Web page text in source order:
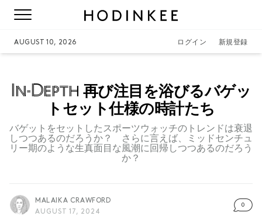
AUGUST 10, 2026 ログイン 新規登録
In-Depth 再び注目を浴びるバゲッ
トセット仕様の時計たち
バゲットをセットしたスポーツウォッチのトレンドは衰退
しつつあるのだろうか？ さらに言えば、ミッドセンチュ
リー期のような生真面目な風潮に回帰しつつあるのだろう
か？
MALAIKA CRAWFORD
AUGUST 17, 2024
0